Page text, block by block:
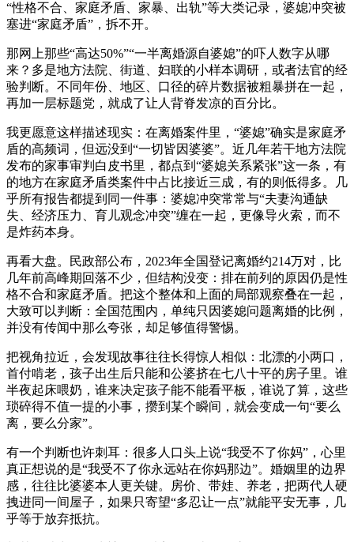
“性格不合、家庭矛盾、家暴、出轨”等大类记录，婆媳冲突被
塞进“家庭矛盾”，拆不开。
那网上那些“高达50%”“一半离婚源自婆媳”的吓人数字从哪
来？多是地方法院、街道、妇联的小样本调研，或者法官的经
验判断。不同年份、地区、口径的碎片数据被粗暴拼在一起，
再加一层标题党，就成了让人背脊发凉的百分比。
我更愿意这样描述现实：在离婚案件里，“婆媳”确实是家庭矛
盾的高频词，但远没到“一切皆因婆婆”。近几年若干地方法院
发布的家事审判白皮书里，都点到“婆媳关系紧张”这一条，有
的地方在家庭矛盾类案件中占比接近三成，有的则低得多。几
乎所有报告都提到同一件事：婆媳冲突常常与“夫妻沟通缺
失、经济压力、育儿观念冲突”缠在一起，更像导火索，而不
是炸药本身。
再看大盘。民政部公布，2023年全国登记离婚约214万对，比
几年前高峰期回落不少，但结构没变：排在前列的原因仍是性
格不合和家庭矛盾。把这个整体和上面的局部观察叠在一起，
大致可以判断：全国范围内，单纯只因婆媳问题离婚的比例，
并没有传闻中那么夸张，却足够值得警惕。
把视角拉近，会发现故事往往长得惊人相似：北漂的小两口，
首付啃老，孩子出生后只能和公婆挤在七八十平的房子里。谁
半夜起床喂奶，谁来决定孩子能不能看平板，谁说了算，这些
琐碎得不值一提的小事，攒到某个瞬间，就会变成一句“要么
离，要么分家”。
有一个判断也许刺耳：很多人口头上说“我受不了你妈”，心里
真正想说的是“我受不了你永远站在你妈那边”。婚姻里的边界
感，往往比婆婆本人更关键。房价、带娃、养老，把两代人硬
拽进同一间屋子，如果只寄望“多忍让一点”就能平安无事，几
乎等于放弃抵抗。